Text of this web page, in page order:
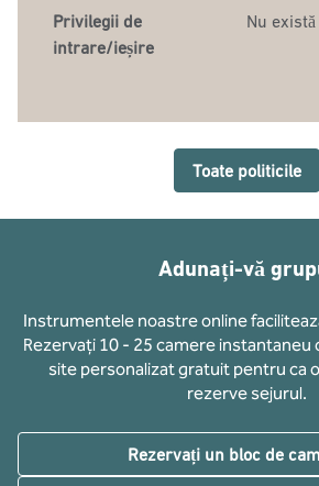
Privilegii de
intrare/ieșire
Nu există
Toate politicile
Adunați-vă
Instrumentele noastre online
Rezervați 10 - 25 camere instantaneu
site personalizat gratuit pentru ca
rezerve sejurul.
Rezervați un bloc de